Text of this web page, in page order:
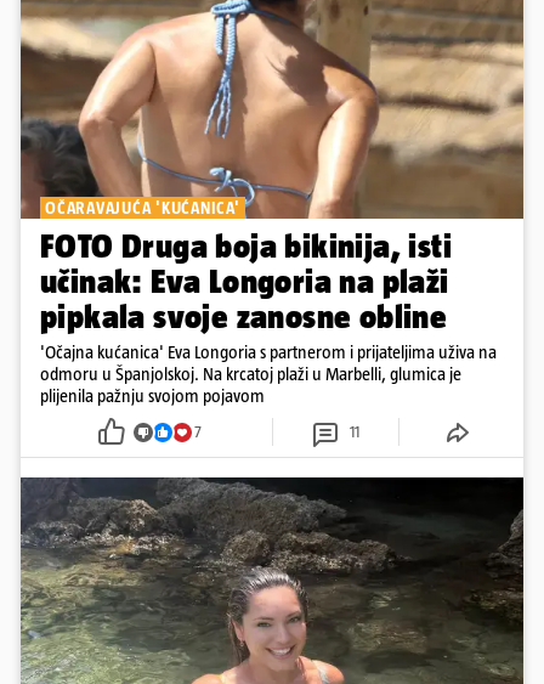
OČARAVAJUĆA 'KUĆANICA'
FOTO Druga boja bikinija, isti
učinak: Eva Longoria na plaži
pipkala svoje zanosne obline
'Očajna kućanica' Eva Longoria s partnerom i prijateljima uživa na
odmoru u Španjolskoj. Na krcatoj plaži u Marbelli, glumica je
plijenila pažnju svojom pojavom
7 11